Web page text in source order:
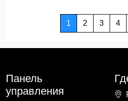
1 2 3 4
Панель
управления